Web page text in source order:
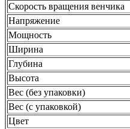
Скорость вращения венчика
Напряжение
Мощность
Ширина
Глубина
Высота
Вес (без упаковки)
Вес (с упаковкой)
Цвет